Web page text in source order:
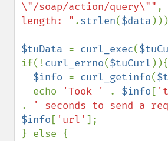
\"/soap/action/query\"" ,
length: " .strlen($data
$tuData = curl_exec(
if(!curl_errno($tuCurl )){
$info = curl_getinfo(
  echo
'Took ' . $info [
.
' seconds to send a
$info [ 'url' ];
} else {